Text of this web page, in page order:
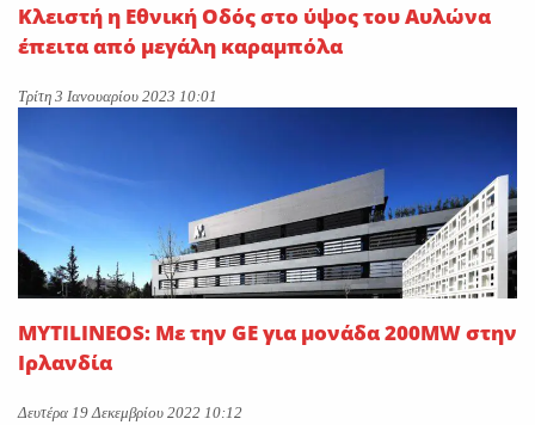
Κλειστή η Εθνική Οδός στο ύψος του Αυλώνα
έπειτα από μεγάλη καραμπόλα
Τρίτη 3 Ιανουαρίου 2023 10:01
MYTILINEOS: Με την GE για μονάδα 200MW στην
Ιρλανδία
Δευτέρα 19 Δεκεμβρίου 2022 10:12